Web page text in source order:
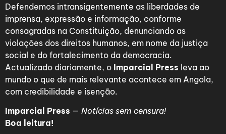
Defendemos intransigentemente as liberdades de
imprensa, expressão e informação, conforme
consagradas na Constituição, denunciando as
violações dos direitos humanos, em nome da justiça
social e do fortalecimento da democracia.
Actualizado diariamente, o Imparcial Press leva ao
mundo o que de mais relevante acontece em Angola,
com credibilidade e isenção.
Imparcial Press — Notícias sem censura!
Boa leitura!